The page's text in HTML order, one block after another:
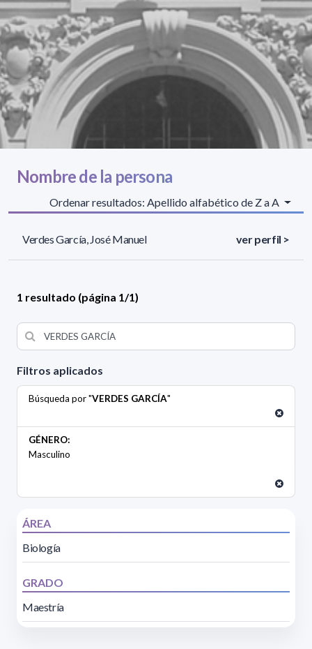
Filtros aplicados
Búsqueda por "VERDES GARCÍA"
GÉNERO:
Masculino
ÁREA
Biología
GRADO
Maestría
Nombre de la persona
Ordenar resultados: Apellido alfabético de Z a A
Verdes García, José Manuel ver perfil >
1 resultado (página 1/1)